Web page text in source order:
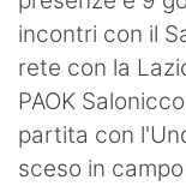
incontri con il
rete con la
PAOK
partita con
sceso in